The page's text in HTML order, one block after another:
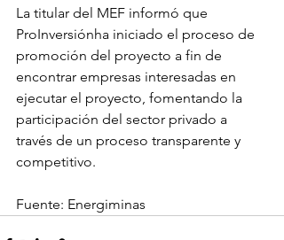
La titular del MEF informó que
ProInversiónha iniciado el proceso de
promoción del proyecto a fin de
encontrar empresas interesadas en
ejecutar el proyecto, fomentando la
participación del sector privado a
través de un proceso transparente y
competitivo.
Fuente: Energiminas